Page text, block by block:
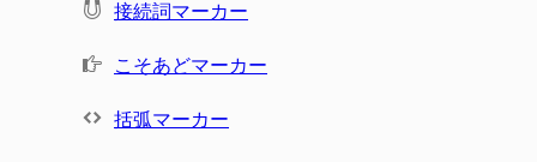
接続詞マーカー
こそあどマーカー
括弧マーカー